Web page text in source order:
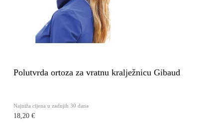
Polutvrda ortoza za vratnu kralježnicu Gibaud
Najniža cijena u zadnjih 30 dana
18,20 €